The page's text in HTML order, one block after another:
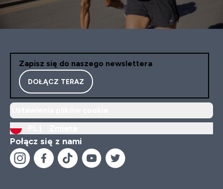
Zapisz się do naszego newslettera
DOŁĄCZ TERAZ
Połącz się z nami